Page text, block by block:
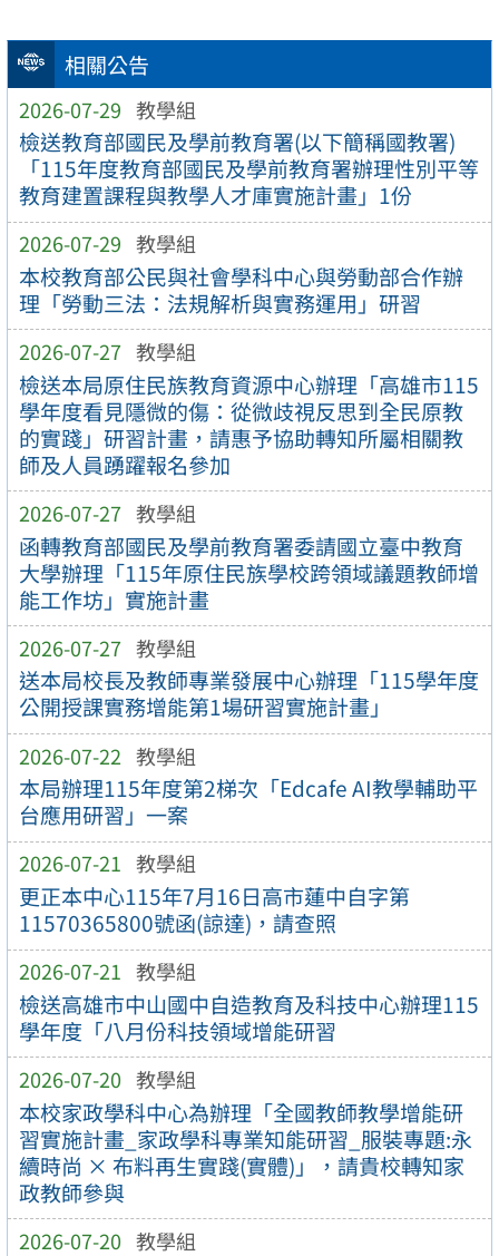
相關公告
2026-07-29 教學組
檢送教育部國民及學前教育署(以下簡稱國教署)
「115年度教育部國民及學前教育署辦理性別平等
教育建置課程與教學人才庫實施計畫」1份
2026-07-29 教學組
本校教育部公民與社會學科中心與勞動部合作辦
理「勞動三法：法規解析與實務運用」研習
2026-07-27 教學組
檢送本局原住民族教育資源中心辦理「高雄市115
學年度看見隱微的傷：從微歧視反思到全民原教
的實踐」研習計畫，請惠予協助轉知所屬相關教
師及人員踴躍報名參加
2026-07-27 教學組
函轉教育部國民及學前教育署委請國立臺中教育
大學辦理「115年原住民族學校跨領域議題教師增
能工作坊」實施計畫
2026-07-27 教學組
送本局校長及教師專業發展中心辦理「115學年度
公開授課實務增能第1場研習實施計畫」
2026-07-22 教學組
本局辦理115年度第2梯次「Edcafe AI教學輔助平
台應用研習」一案
2026-07-21 教學組
更正本中心115年7月16日高市蓮中自字第
11570365800號函(諒達)，請查照
2026-07-21 教學組
檢送高雄市中山國中自造教育及科技中心辦理115
學年度「八月份科技領域增能研習
2026-07-20 教學組
本校家政學科中心為辦理「全國教師教學增能研
習實施計畫_家政學科專業知能研習_服裝專題:永
續時尚 × 布料再生實踐(實體)」，請貴校轉知家
政教師參與
2026-07-20 教學組